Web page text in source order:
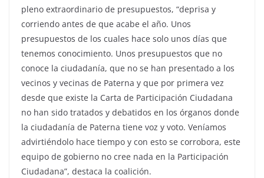
pleno extraordinario de presupuestos, “deprisa y
corriendo antes de que acabe el año. Unos
presupuestos de los cuales hace solo unos días que
tenemos conocimiento. Unos presupuestos que no
conoce la ciudadanía, que no se han presentado a los
vecinos y vecinas de Paterna y que por primera vez
desde que existe la Carta de Participación Ciudadana
no han sido tratados y debatidos en los órganos donde
la ciudadanía de Paterna tiene voz y voto. Veníamos
advirtiéndolo hace tiempo y con esto se corrobora, este
equipo de gobierno no cree nada en la Participación
Ciudadana”, destaca la coalición.